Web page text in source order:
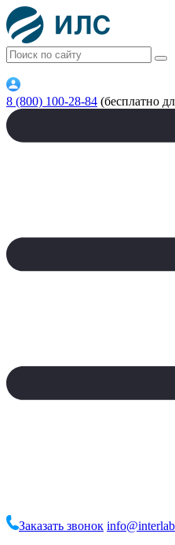
8 (800) 100-28-84 (бесплатно
Заказать звонок